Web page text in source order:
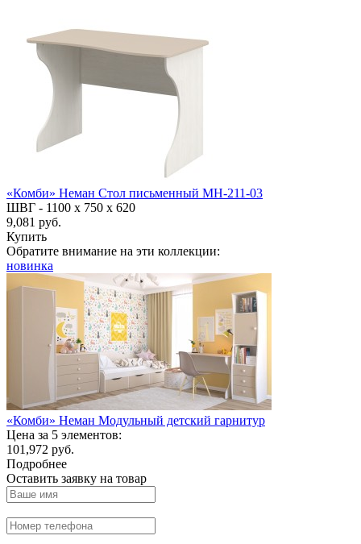
«Комби» Неман Стол письменный МН-211-03
ШВГ - 1100 х 750 х 620
9,081 руб.
Купить
Обратите внимание на эти коллекции:
новинка
«Комби» Неман Модульный детский гарнитур
Цена за 5 элементов:
101,972 руб.
Подробнее
Оставить заявку на товар